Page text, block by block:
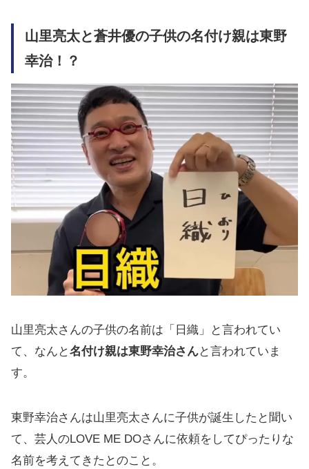
山里亮太と蒼井優の子供の名付け親は東野
幸治！？
山里亮太さんの子供の名前は「日織」と言われてい
て、なんと名付け親は東野幸治さんと言われていま
す。
東野幸治さんは山里亮太さんに子供が誕生したと聞い
て、芸人のLOVE ME DOさんに依頼をしてぴったりな
名前を考えてきたとのこと。